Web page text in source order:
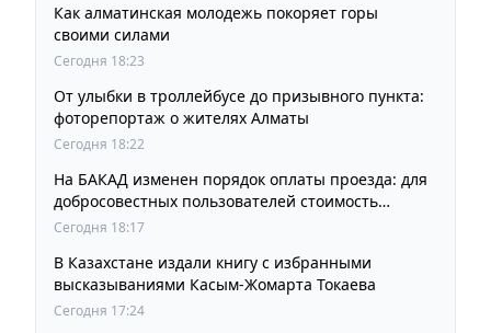
Как алматинская молодежь покоряет горы
своими силами
Сегодня 18:23
От улыбки в троллейбусе до призывного пункта:
фоторепортаж о жителях Алматы
Сегодня 18:22
На БАКАД изменен порядок оплаты проезда: для
добросовестных пользователей стоимость
остается прежней
Сегодня 18:17
В Казахстане издали книгу с избранными
высказываниями Касым-Жомарта Токаева
Сегодня 17:24